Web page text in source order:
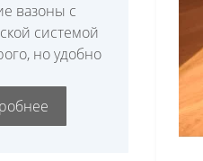
вазоны с
системой
но удобно